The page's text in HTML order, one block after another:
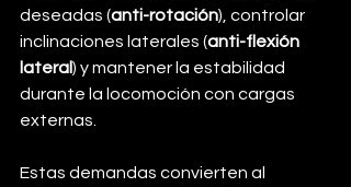
deseadas (anti-rotación), controlar
inclinaciones laterales (anti-flexión
lateral) y mantener la estabilidad
durante la locomoción con cargas
externas.
Estas demandas convierten al